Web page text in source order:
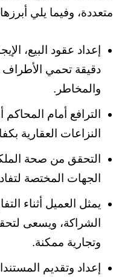
متعددة، وفيما يلي
إعداد عقود البيع،
دقيقة تحمي
والمخاطر.
الترافع أمام المحاكم
النزاعات العقارية
التحقق من صحة
الجهات المختصة
يمثل العميل أثناء
الشراكة، ويسعى
وتجارية ممكنة.
إعداد وتقديم